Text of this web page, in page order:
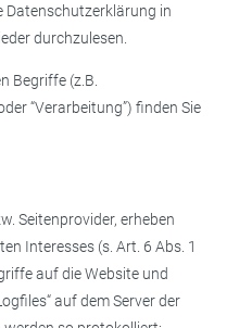
Datenschutzerklärung in
durchzulesen.
Begriffe (z.B.
“Verarbeitung”) finden Sie
Seitenprovider, erheben
Interesses (s. Art. 6 Abs. 1
auf die Website und
auf dem Server der